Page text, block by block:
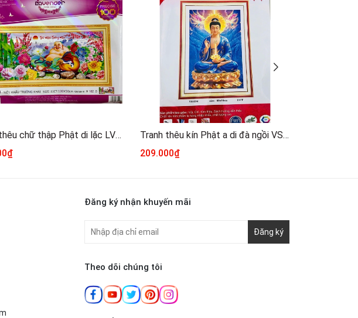
Tranh thêu chữ thập Phật di lặc LV3469, kích thước 100 x 50 cm
Tranh thêu kín Phật a di đà ngồi VS8394, kích thước 60 x 90 cm
209.000₫
Đăng ký nhận khuyến mãi
Đăng ký
Theo dõi chúng tôi